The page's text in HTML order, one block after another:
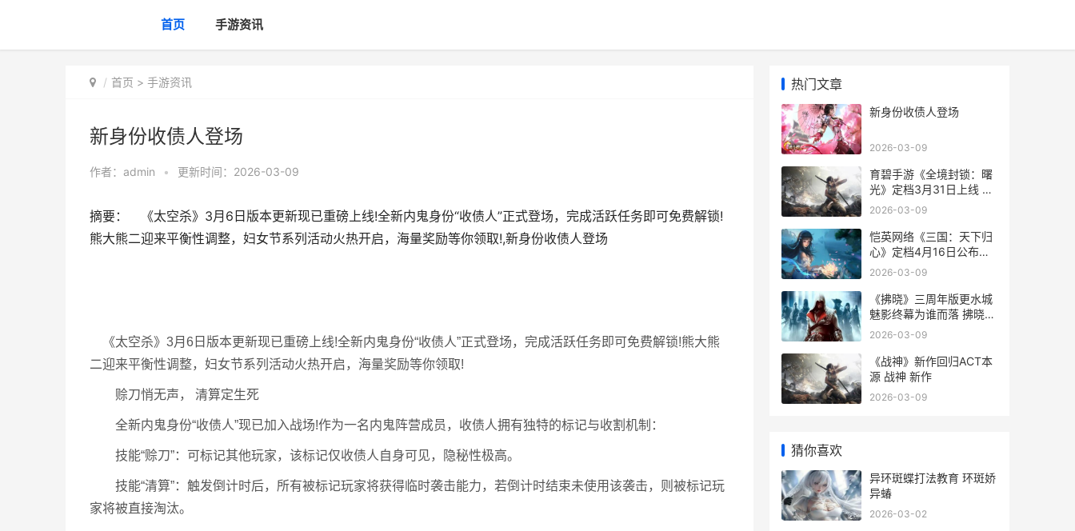
首页 手游资讯
首页 > 手游资讯
新身份收债人登场
作者： admin • 更新时间：2026-03-09
摘要： 《太空杀》3月6日版本更新现已重磅上线!全新内鬼身份“收债人”正式登场，完成活跃任务即可免费解锁!
熊大熊二迎来平衡性调整，妇女节系列活动火热开启，海量奖励等你领取!,新身份收债人登场
《太空杀》3月6日版本更新现已重磅上线!全新内鬼身份“收债人”正式登场，完成活跃任务即可免费解锁!熊大熊
二迎来平衡性调整，妇女节系列活动火热开启，海量奖励等你领取!
赊刀悄无声， 清算定生死
全新内鬼身份“收债人”现已加入战场!作为一名内鬼阵营成员，收债人拥有独特的标记与收割机制：
技能“赊刀”：可标记其他玩家，该标记仅收债人自身可见，隐秘性极高。
技能“清算”：触发倒计时后，所有被标记玩家将获得临时袭击能力，若倒计时结束未使用该袭击，则被标记玩
家将被直接淘汰。
热门文章
新身份收债人登场
2026-03-09
育碧手游《全境封锁：曙
光》定档3月31日上线 育
碧全境封锁下载不了
2026-03-09
恺英网络《三国：天下归
心》定档4月16日公布测
试 凯哥讲三国
2026-03-09
《拂晓》三周年版更水城
魅影终幕为谁而落 拂晓
gk
2026-03-09
《战神》新作回归ACT本
源 战神 新作
2026-03-09
猜你喜欢
异环斑蝶打法教育 环斑娇
异蝽
2026-03-02